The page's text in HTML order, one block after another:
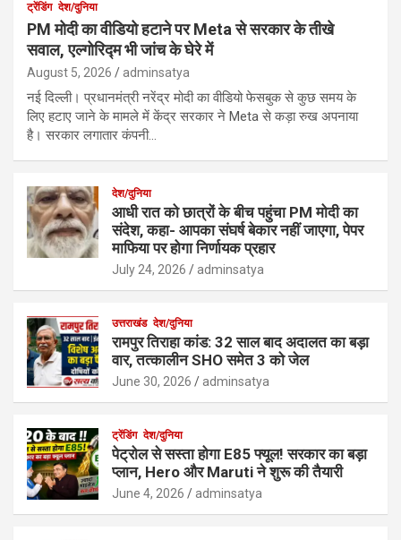
ट्रेंडिंग देश/दुनिया
PM मोदी का वीडियो हटाने पर Meta से सरकार के तीखे
सवाल, एल्गोरिद्म भी जांच के घेरे में
August 5, 2026 adminsatya
नई दिल्ली। प्रधानमंत्री नरेंद्र मोदी का वीडियो फेसबुक से कुछ समय के
लिए हटाए जाने के मामले में केंद्र सरकार ने Meta से कड़ा रुख अपनाया
है। सरकार लगातार कंपनी…
देश/दुनिया
आधी रात को छात्रों के बीच पहुंचा PM मोदी का
संदेश, कहा- आपका संघर्ष बेकार नहीं जाएगा, पेपर
माफिया पर होगा निर्णायक प्रहार
July 24, 2026 adminsatya
उत्तराखंड देश/दुनिया
रामपुर तिराहा कांड: 32 साल बाद अदालत का बड़ा
वार, तत्कालीन SHO समेत 3 को जेल
June 30, 2026 adminsatya
ट्रेंडिंग देश/दुनिया
पेट्रोल से सस्ता होगा E85 फ्यूल! सरकार का बड़ा
प्लान, Hero और Maruti ने शुरू की तैयारी
June 4, 2026 adminsatya